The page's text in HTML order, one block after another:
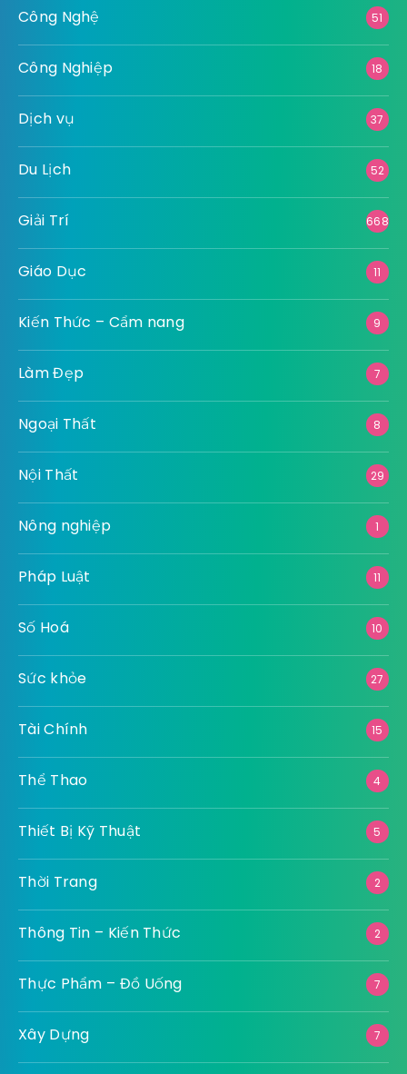
Công Nghệ 51
Công Nghiệp 18
Dịch vụ 37
Du Lịch 52
Giải Trí 668
Giáo Dục 11
Kiến Thức – Cẩm nang 9
Làm Đẹp 7
Ngoại Thất 8
Nội Thất 29
Nông nghiệp 1
Pháp Luật 11
Số Hoá 10
Sức khỏe 27
Tài Chính 15
Thể Thao 4
Thiết Bị Kỹ Thuật 5
Thời Trang 2
Thông Tin – Kiến Thức 2
Thực Phẩm – Đồ Uống 7
Xây Dựng 7